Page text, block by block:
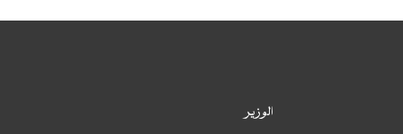
الخطة السنوية لمشتريات القطاع 2024، معدلة
الوزير